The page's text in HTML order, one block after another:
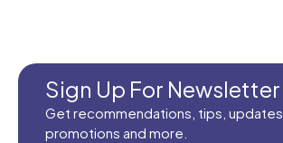
Sign Up For Newsletter
Get recommendations, tips, updates,
promotions and more.